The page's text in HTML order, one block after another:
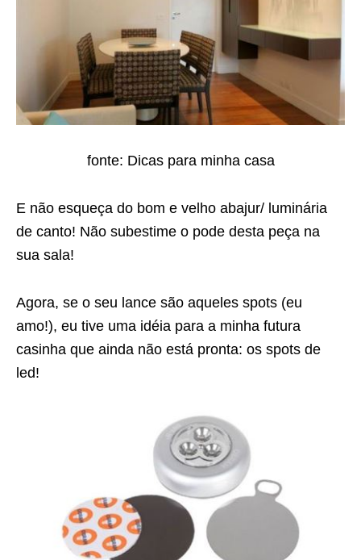
fonte: Dicas para minha casa
E não esqueça do bom e velho abajur/ luminária
de canto! Não subestime o pode desta peça na
sua sala!
Agora, se o seu lance são aqueles spots (eu
amo!), eu tive uma idéia para a minha futura
casinha que ainda não está pronta: os spots de
led!